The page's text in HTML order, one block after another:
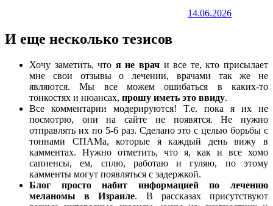
14.06.2026
И еще несколько тезисов
Хочу заметить, что я не врач и все те, кто присылает
мне свои отзывы о лечении, врачами так же не
являются. Мы все можем ошибаться в каких-то
тонкостях и нюансах, прошу иметь это ввиду.
Все комментарии модерируются! Т.е. пока я их не
посмотрю, они на сайте не появятся. Не нужно
отправлять их по 5-6 раз. Сделано это с целью борьбы с
тоннами СПАМа, которые я каждый день вижу в
камментах. Нужно отметить, что я, как и все хомо
сапиенсы, ем, сплю, работаю и гуляю, по этому
камменты могут появляться с задержкой.
Блог просто набит информацией по лечению
меланомы в Израиле. В рассказах присутствуют